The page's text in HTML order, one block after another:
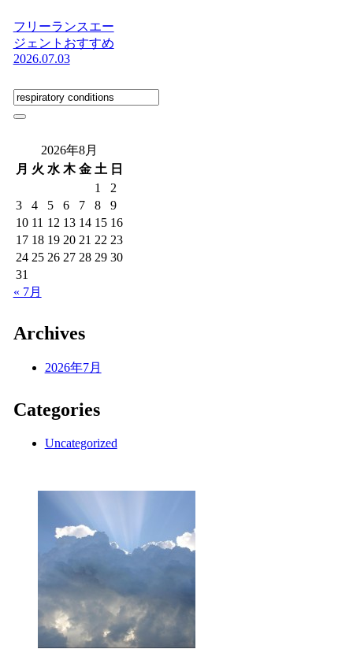
フリーランスエー
ジェントおすすめ
2026.07.03
2026年8月
月 火 水 木 金 土 日
1
2
3
4 5 6 7 8
9
10 11 12 13 14 15 16
17 18 19 20 21 22 23
24 25 26 27 28 29 30
31
« 7月
Archives
2026年7月
Categories
Uncategorized